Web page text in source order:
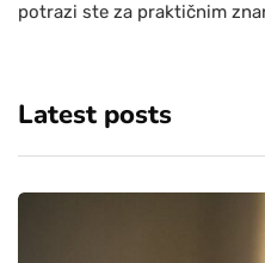
potrazi ste za praktičnim
Latest posts